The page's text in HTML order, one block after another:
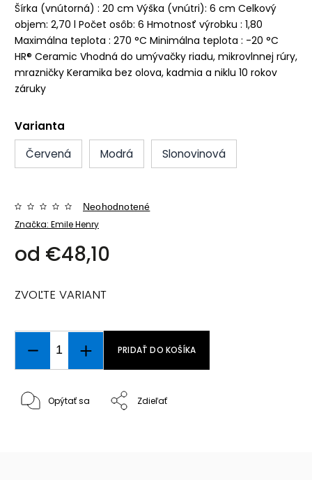
Šírka (vnútorná) : 20 cm Výška (vnútri): 6 cm Celkový
objem: 2,70 l Počet osôb: 6 Hmotnosť výrobku : 1,80
Maximálna teplota : 270 °C Minimálna teplota : -20 °C
HR® Ceramic Vhodná do umývačky riadu, mikrovlnnej rúry,
mrazničky Keramika bez olova, kadmia a niklu 10 rokov
záruky
Varianta
Červená
Modrá Slonovinová
Značka: Emile Henry
Neohodnotené
od €48,10
ZVOĽTE VARIANT
PRIDAŤ DO KOŠÍKA
Opýtať sa Zdieľať